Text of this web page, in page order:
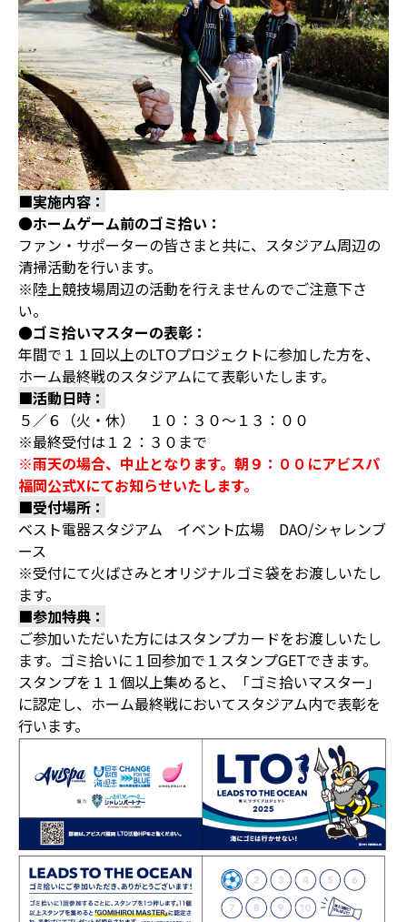
■実施内容：
●ホームゲーム前のゴミ拾い：
ファン・サポーターの皆さまと共に、スタジアム周辺の
清掃活動を行います。
※陸上競技場周辺の活動を行えませんのでご注意下さ
い。
●ゴミ拾いマスターの表彰：
年間で１１回以上のLTOプロジェクトに参加した方を、
ホーム最終戦のスタジアムにて表彰いたします。
■活動日時：
５／６（火・休） １０：３０～１３：００
※最終受付は１２：３０まで
※雨天の場合、中止となります。朝９：００にアビスパ
福岡公式Xにてお知らせいたします。
■受付場所：
ベスト電器スタジアム イベント広場 DAO/シャレンブ
ース
※受付にて火ばさみとオリジナルゴミ袋をお渡しいたし
ます。
■参加特典：
ご参加いただいた方にはスタンプカードをお渡しいたし
ます。ゴミ拾いに１回参加で１スタンプGETできます。
スタンプを１１個以上集めると、「ゴミ拾いマスター」
に認定し、ホーム最終戦においてスタジアム内で表彰を
行います。